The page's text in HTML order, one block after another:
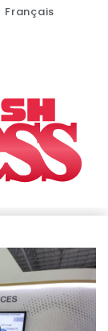
Français